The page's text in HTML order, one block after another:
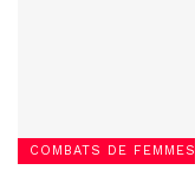
COMBATS DE FEMMES